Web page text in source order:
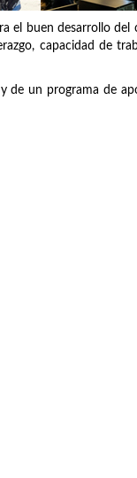
el buen desarrollo del
capacidad de
de un programa de